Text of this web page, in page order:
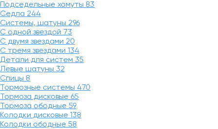
Подседельные хомуты 83
Седла 244
Системы, шатуны 296
С одной звездой 73
С двумя звездами 20
С тремя звездами 134
Детали для систем 35
Левые шатуны 32
Спицы 8
Тормозные системы 470
Тормоза дисковые 65
Тормоза ободные 59
Колодки дисковые 138
Колодки ободные 58